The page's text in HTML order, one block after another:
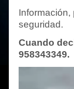
Información,
seguridad.
Cuando
958343349.